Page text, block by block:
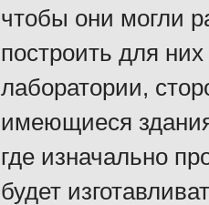
чтобы они могли
построить для
лаборатории,
имеющиеся
где изначально
будет